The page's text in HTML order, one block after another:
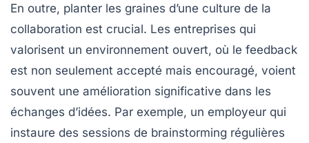
En outre, planter les graines d’une culture de la
collaboration est crucial. Les entreprises qui
valorisent un environnement ouvert, où le feedback
est non seulement accepté mais encouragé, voient
souvent une amélioration significative dans les
échanges d’idées. Par exemple, un employeur qui
instaure des sessions de brainstorming régulières